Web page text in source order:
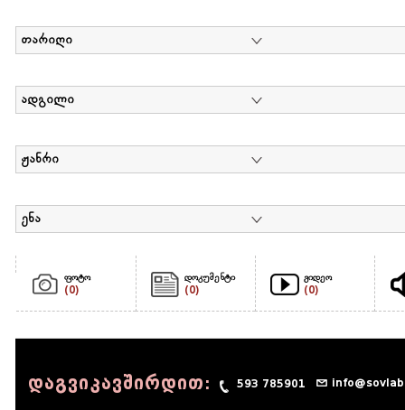
თარიღი
ადგილი
ჟანრი
ენა
ფოტო
(0)
დოკუმენტი
(0)
ვიდეო
(0)
დაგვიკავშირდით: 593 785901